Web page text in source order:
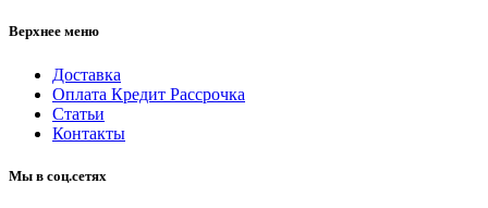
Верхнее меню
Доставка
Оплата Кредит Рассрочка
Статьи
Контакты
Мы в соц.сетях